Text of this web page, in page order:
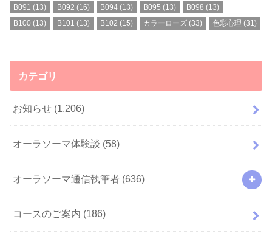
B091 (13) B092 (16) B094(13) B095 (13) B098 (13)
B100 (13) B101 (13) B102 (15) カラーローズ (33) 色彩心理 (31)
カテゴリ
お知らせ (1,206)
オーラソーマ体験談 (58)
オーラソーマ通信執筆者 (636)
コースのご案内 (186)